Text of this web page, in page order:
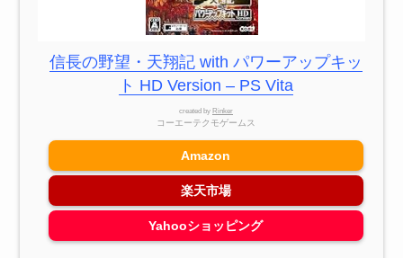
信長の野望・天翔記 with パワーアップキッ
ト HD Version – PS Vita
created by Rinker
コーエーテクモゲームス
Amazon
楽天市場
Yahooショッピング